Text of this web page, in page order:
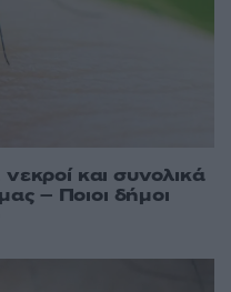
και συνολικά
– Ποιοι δήμοι